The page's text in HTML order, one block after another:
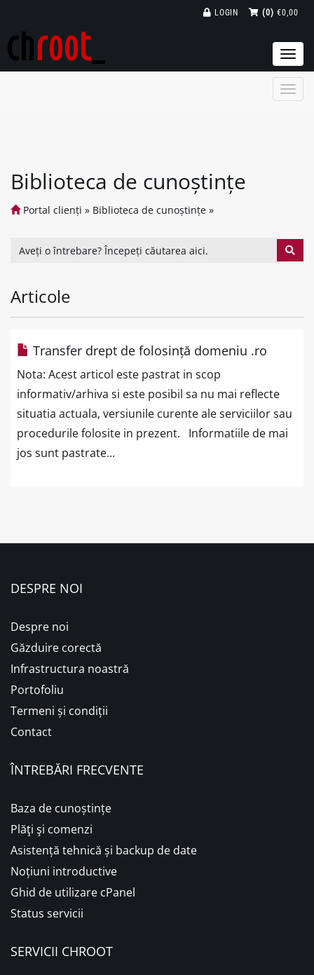
(0) €0,00
LOGIN
Biblioteca de cunoștințe
Portal clienți » Biblioteca de cunoștințe »
Articole
Transfer drept de folosință domeniu .ro
Nota: Acest articol este pastrat in scop
informativ/arhiva si este posibil sa nu mai reflecte
situatia actuala, versiunile curente ale serviciilor sau
procedurile folosite in prezent. Informatiile de mai
jos sunt pastrate...
DESPRE NOI
Despre noi
Găzduire corectă
Infrastructura noastră
Portofoliu
Termeni și condiții
Contact
ÎNTREBĂRI FRECVENTE
Baza de cunoștințe
Plăţi şi comenzi
Asistență tehnică și backup de date
Noțiuni introductive
Ghid de utilizare cPanel
Status servicii
SERVICII CHROOT